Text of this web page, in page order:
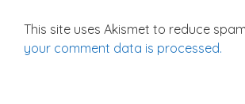
This site uses Akismet to reduce
your comment data is processed.